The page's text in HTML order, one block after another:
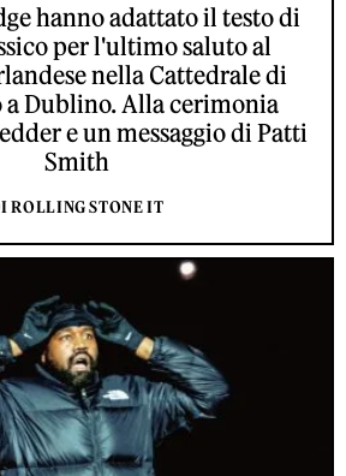
hanno adattato il testo di
per l'ultimo saluto al
nella Cattedrale di
a Dublino. Alla cerimonia
e un messaggio di Patti
Smith
ROLLING STONE IT